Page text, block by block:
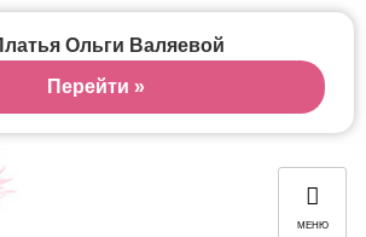
МЕНЮ
Ольги Валяевой
Перейти »